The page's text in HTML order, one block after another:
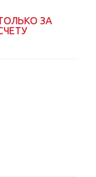
ЗА